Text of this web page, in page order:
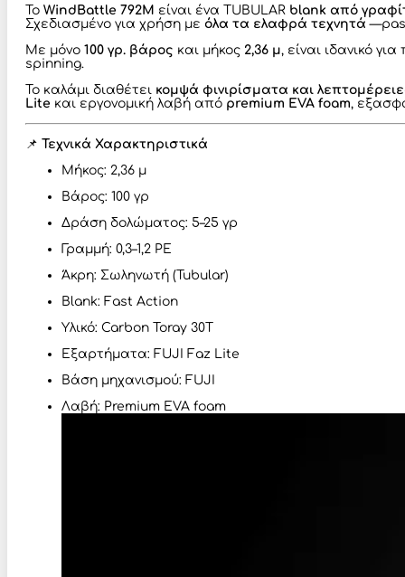
Το WindBattle 792M είναι ένα TUBULAR blank από
Σχεδιασμένο για χρήση με όλα τα ελαφρά τεχνητά
Με μόνο 100 γρ. βάρος και μήκος 2,36 μ, είναι ιδανικό
spinning.
Το καλάμι διαθέτει κομψά φινιρίσματα και
Lite και εργονομική λαβή από premium EVA foam,
📌 Τεχνικά Χαρακτηριστικά
Μήκος: 2,36 μ
Βάρος: 100 γρ
Δράση δολώματος: 5–25 γρ
Γραμμή: 0,3–1,2 PE
Άκρη: Σωληνωτή (Tubular)
Blank: Fast Action
Υλικό: Carbon Toray 30T
Εξαρτήματα: FUJI Faz Lite
Βάση μηχανισμού: FUJI
Λαβή: Premium EVA foam